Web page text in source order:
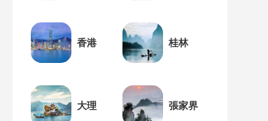
香港 桂林
大理 張家界